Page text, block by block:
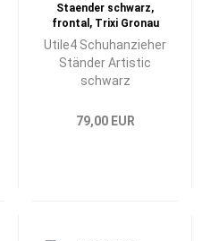
Utile4 Schuhanzieher
Ständer Artistic
schwarz
79,00 EUR